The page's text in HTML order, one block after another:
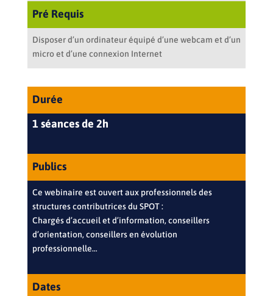
Pré Requis
Disposer d’un ordinateur équipé d’une webcam et d’un
micro et d’une connexion Internet
Durée
1 séances de 2h
Publics
Ce webinaire est ouvert aux professionnels des
structures contributrices du SPOT :
Chargés d’accueil et d’information, conseillers
d’orientation, conseillers en évolution
professionnelle…
Dates